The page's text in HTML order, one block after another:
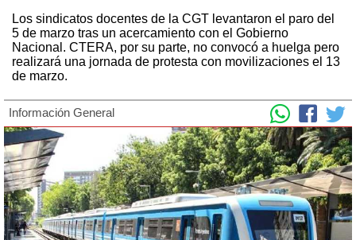
Los sindicatos docentes de la CGT levantaron el paro del
5 de marzo tras un acercamiento con el Gobierno
Nacional. CTERA, por su parte, no convocó a huelga pero
realizará una jornada de protesta con movilizaciones el 13
de marzo.
Información General